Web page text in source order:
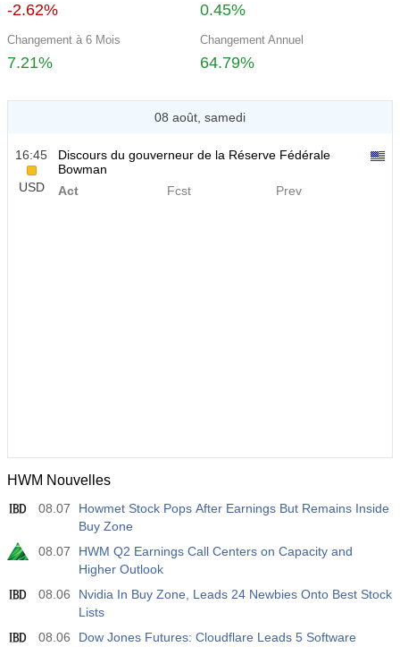
-2.62% 0.45%
Changement à 6 Mois
7.21%
Changement Annuel
64.79%
08 août, samedi
16:45
USD
Discours du gouverneur de la Réserve Fédérale
Bowman
Act
Fcst Prev
HWM Nouvelles
08.07
Howmet Stock Pops After Earnings But Remains Inside
Buy Zone
08.07
HWM Q2 Earnings Call Centers on Capacity and
Higher Outlook
08.06
Nvidia In Buy Zone, Leads 24 Newbies Onto Best Stock
Lists
08.06
Dow Jones Futures: Cloudflare Leads 5 Software